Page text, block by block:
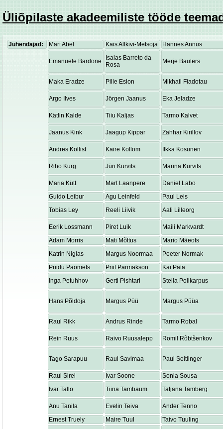
Üliõpilaste akadeemiliste tööde
Juhendajad: Mart Abel Kais Allkivi-Metsoja Hannes Annus
Emanuele Bardone
Isaias Barreto da
Rosa
Merje Bauters
Maka Eradze Pille Eslon Mikhail Fiadotau
Argo Ilves Jörgen Jaanus Eka Jeladze
Kätlin Kalde Tiiu Kaljas Tarmo Kalvet
Jaanus Kink Jaagup Kippar Zahhar Kirillov
Andres Kollist Kaire Kollom Ilkka Kosunen
Riho Kurg Jüri Kurvits Marina Kurvits
Maria Kütt Mart Laanpere
Daniel Labo
Guido Leibur
Agu Leinfeld
Paul Leis
Tobias Ley
Reeli Liivik Aali Lilleorg
Eerik Lossmann Piret Luik
Maili Markvardt
Adam Morris
Mati Mõttus
Mario Mäeots
Katrin Niglas
Margus Noormaa
Peeter Normak
Priidu Paomets
Priit Parmakson
Kai Pata
Inga Petuhhov
Gerti Pishtari Stella Polikarpus
Hans Põldoja Margus Püü Margus Püüa
Raul Rikk Andrus Rinde Tarmo Robal
Rein Ruus Raivo Ruusalepp Romil Rõbtšenkov
Tago Sarapuu Raul Savimaa Paul Seitlinger
Raul Sirel Ivar Soone
Sonia Sousa
Ivar Tallo
Tiina Tambaum Tatjana Tamberg
Anu Tanila Evelin Teiva
Ander Tenno
Ernest Truely
Maire Tuul
Taivo Tuuling